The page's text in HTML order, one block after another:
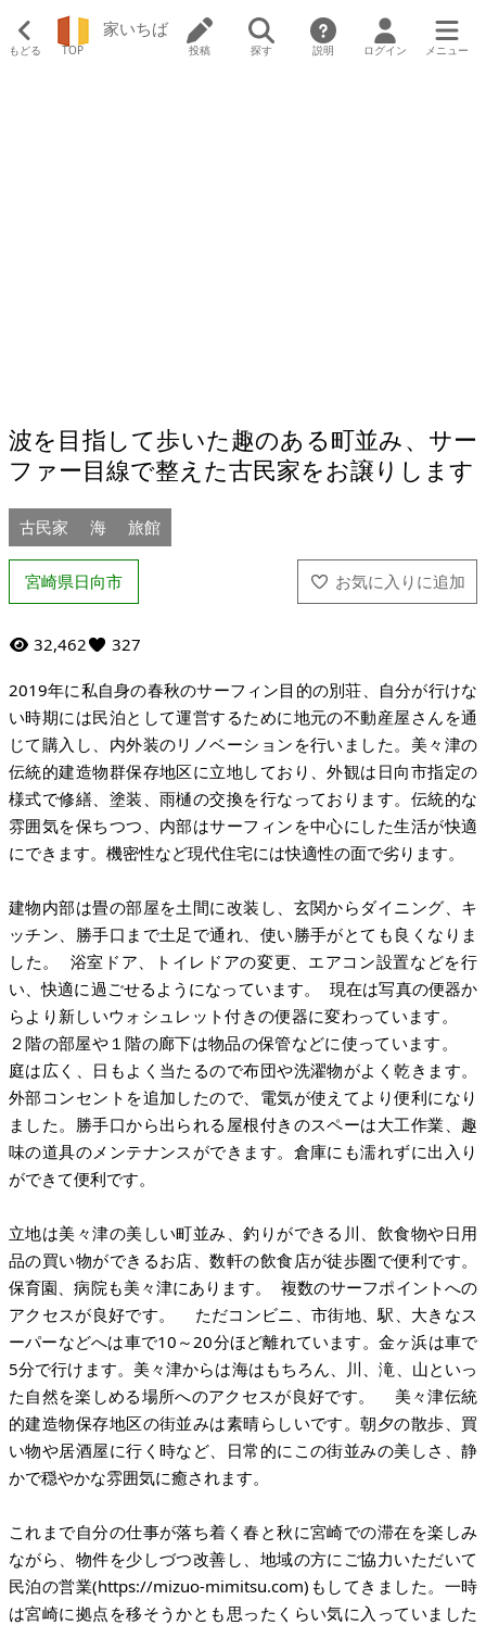
もどる TOP
家いちば
投稿 探す 説明 ログイン メニュー
波を目指して歩いた趣のある町並み、サー
ファー目線で整えた古民家をお譲りします
古民家 海 旅館
宮崎県日向市
32,462 327
2019年に私自身の春秋のサーフィン目的の別荘、自分が行けな
い時期には民泊として運営するために地元の不動産屋さんを通
じて購入し、内外装のリノベーションを行いました。美々津の
伝統的建造物群保存地区に立地しており、外観は日向市指定の
様式で修繕、塗装、雨樋の交換を行なっております。伝統的な
雰囲気を保ちつつ、内部はサーフィンを中心にした生活が快適
にできます。機密性など現代住宅には快適性の面で劣ります。
建物内部は畳の部屋を土間に改装し、玄関からダイニング、キ
ッチン、勝手口まで土足で通れ、使い勝手がとても良くなりま
した。 浴室ドア、トイレドアの変更、エアコン設置などを行
い、快適に過ごせるようになっています。 現在は写真の便器か
らより新しいウォシュレット付きの便器に変わっています。
２階の部屋や１階の廊下は物品の保管などに使っています。
庭は広く、日もよく当たるので布団や洗濯物がよく乾きます。
外部コンセントを追加したので、電気が使えてより便利になり
ました。勝手口から出られる屋根付きのスペーは大工作業、趣
味の道具のメンテナンスができます。倉庫にも濡れずに出入り
ができて便利です。
立地は美々津の美しい町並み、釣りができる川、飲食物や日用
品の買い物ができるお店、数軒の飲食店が徒歩圏で便利です。
保育園、病院も美々津にあります。 複数のサーフポイントへの
アクセスが良好です。 ただコンビニ、市街地、駅、大きなス
ーパーなどへは車で10～20分ほど離れています。金ヶ浜は車で
5分で行けます。美々津からは海はもちろん、川、滝、山といっ
た自然を楽しめる場所へのアクセスが良好です。 美々津伝統
的建造物保存地区の街並みは素晴らしいです。朝夕の散歩、買
い物や居酒屋に行く時など、日常的にこの街並みの美しさ、静
かで穏やかな雰囲気に癒されます。
これまで自分の仕事が落ち着く春と秋に宮崎での滞在を楽しみ
ながら、物件を少しづつ改善し、地域の方にご協力いただいて
民泊の営業(https://mizuo-mimitsu.com)もしてきました。一時
は宮崎に拠点を移そうかとも思ったくらい気に入っていました